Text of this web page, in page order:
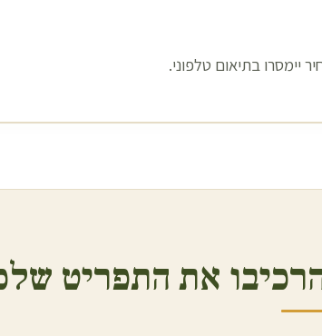
יימסרו בתיאום טלפוני.
את התפריט